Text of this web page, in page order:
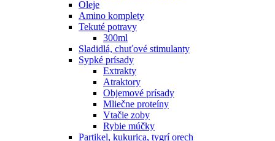
Oleje
Amino komplety
Tekuté potravy
300ml
Sladidlá, chuťové stimulanty
Sypké prísady
Extrakty
Atraktory
Objemové prísady
Mliečne proteíny
Vtačie zoby
Rybie múčky
Partikel, kukurica, tygrí orech